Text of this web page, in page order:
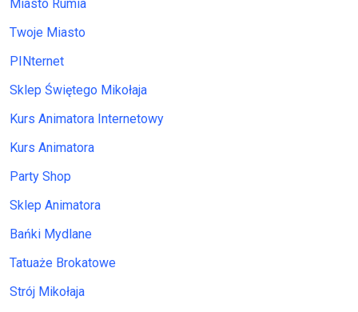
Miasto Rumia
Twoje Miasto
PINternet
Sklep Świętego Mikołaja
Kurs Animatora Internetowy
Kurs Animatora
Party Shop
Sklep Animatora
Bańki Mydlane
Tatuaże Brokatowe
Strój Mikołaja